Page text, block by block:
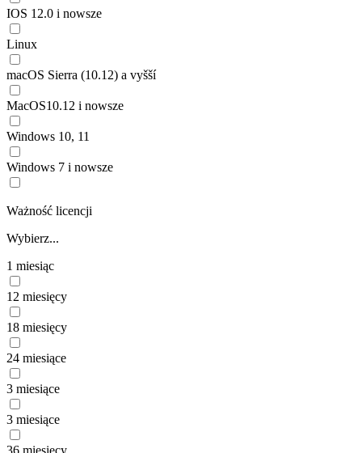
IOS 12.0 i nowsze
Linux
macOS Sierra (10.12) a vyšší
MacOS10.12 i nowsze
Windows 10, 11
Windows 7 i nowsze
Ważność licencji
Wybierz...
1 miesiąc
12 miesięcy
18 miesięcy
24 miesiące
3 miesiące
3 miesiące
36 miesięcy